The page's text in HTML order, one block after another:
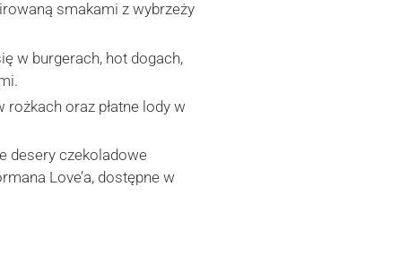
smakami z wybrzeży
w burgerach, hot dogach,
rożkach oraz płatne lody w
desery czekoladowe
Love’a, dostępne w